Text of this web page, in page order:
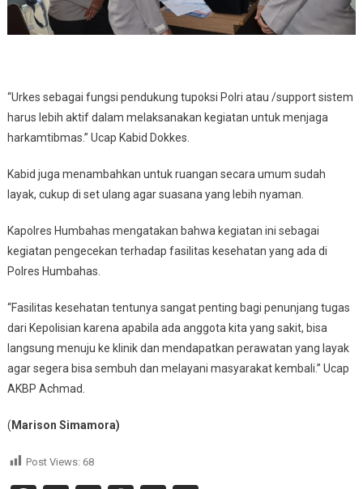
“Urkes sebagai fungsi pendukung tupoksi Polri atau /support sistem
harus lebih aktif dalam melaksanakan kegiatan untuk menjaga
harkamtibmas.” Ucap Kabid Dokkes.
Kabid juga menambahkan untuk ruangan secara umum sudah
layak, cukup di set ulang agar suasana yang lebih nyaman.
Kapolres Humbahas mengatakan bahwa kegiatan ini sebagai
kegiatan pengecekan terhadap fasilitas kesehatan yang ada di
Polres Humbahas.
“Fasilitas kesehatan tentunya sangat penting bagi penunjang tugas
dari Kepolisian karena apabila ada anggota kita yang sakit, bisa
langsung menuju ke klinik dan mendapatkan perawatan yang layak
agar segera bisa sembuh dan melayani masyarakat kembali.” Ucap
AKBP Achmad.
( Marison Simamora)
Post Views: 68